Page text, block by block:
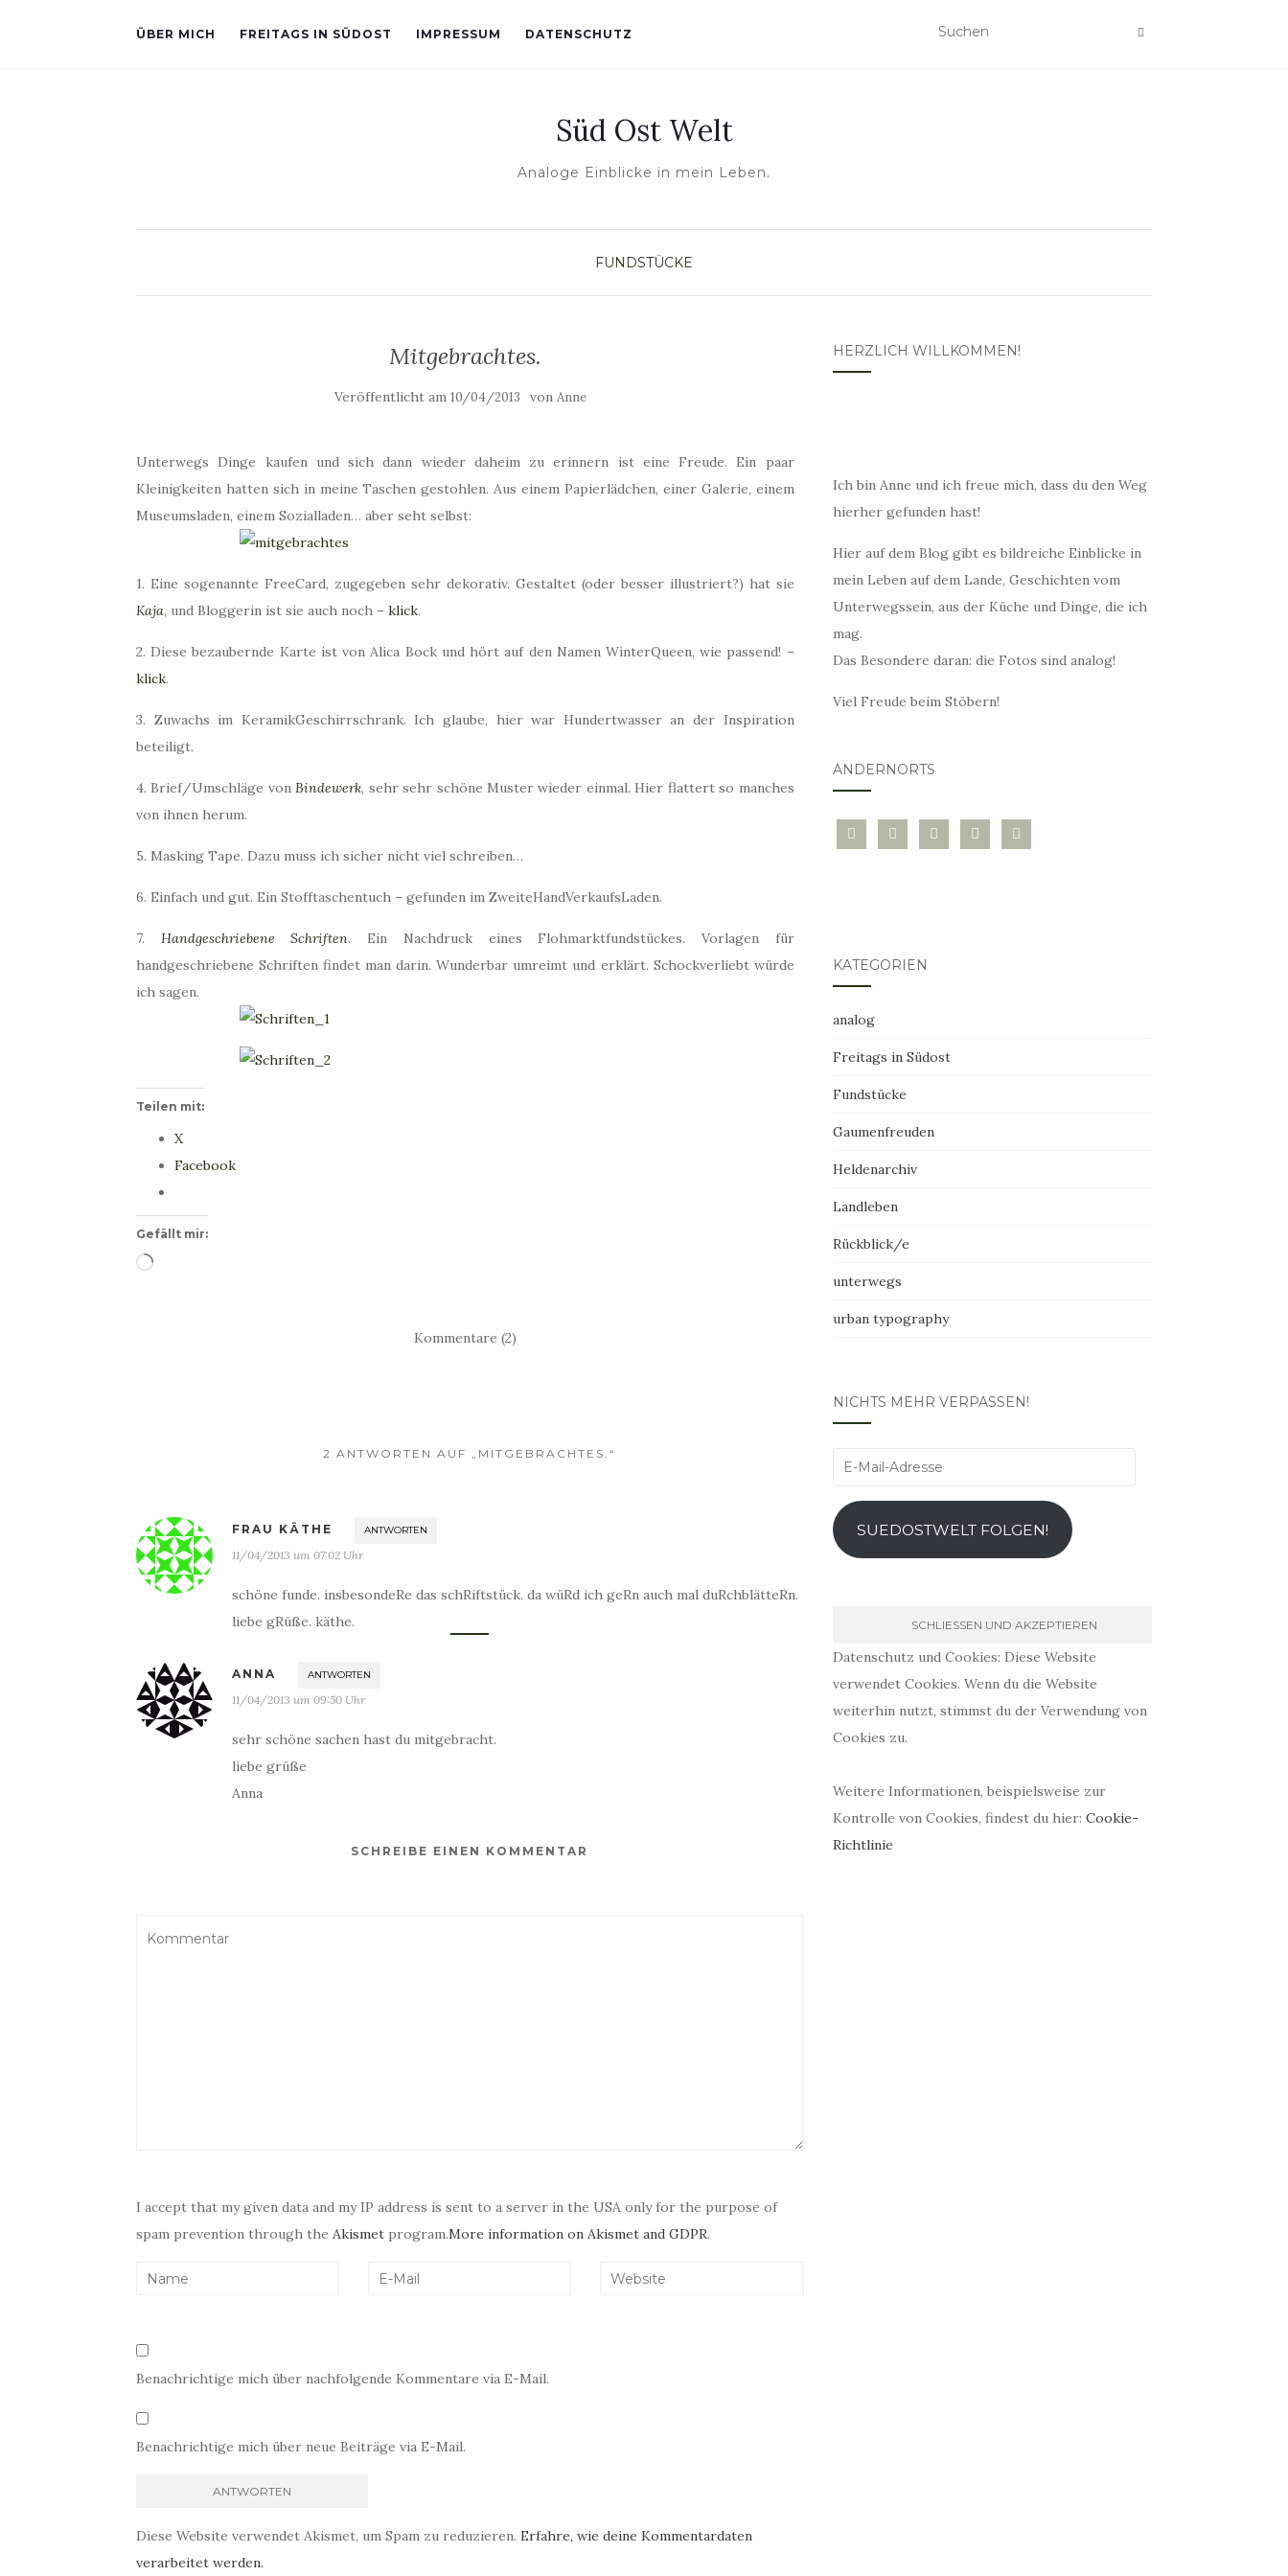
ÜBER MICH FREITAGS IN SÜDOST IMPRESSUM DATENSCHUTZ
Süd Ost Welt
Analoge Einblicke in mein Leben.
FUNDSTÜCKE
Mitgebrachtes.
Veröffentlicht am 10/04/2013 von Anne
Unterwegs Dinge kaufen und sich dann wieder daheim zu erinnern ist eine Freude. Ein paar
Kleinigkeiten hatten sich in meine Taschen gestohlen. Aus einem Papierlädchen, einer Galerie, einem
Museumsladen, einem Sozialladen… aber seht selbst:
1. Eine sogenannte FreeCard, zugegeben sehr dekorativ. Gestaltet (oder besser illustriert?) hat sie
Kaja, und Bloggerin ist sie auch noch – klick.
2. Diese bezaubernde Karte ist von Alica Bock und hört auf den Namen WinterQueen, wie passend! –
klick.
3. Zuwachs im KeramikGeschirrschrank. Ich glaube, hier war Hundertwasser an der Inspiration
beteiligt.
4. Brief/Umschläge vonBindewerk, sehr sehr schöne Muster wieder einmal. Hier flattert so manches
von ihnen herum.
5. Masking Tape. Dazu muss ich sicher nicht viel schreiben…
6. Einfach und gut. Ein Stofftaschentuch – gefunden im ZweiteHandVerkaufsLaden.
7. Handgeschriebene Schriften. Ein Nachdruck eines Flohmarktfundstückes. Vorlagen für
handgeschriebene Schriften findet man darin. Wunderbar umreimt und erklärt. Schockverliebt würde
ich sagen.
Teilen mit:
X
Facebook
Gefällt mir:
Wird
Kommentare (2)
2 ANTWORTEN AUF „MITGEBRACHTES.“
FRAU KÄTHE ANTWORTEN
11/04/2013 um 07:02 Uhr
schöne funde. insbesondeRe das schRiftstück. da wüRd ich geRn auch mal duRchblätteRn.
liebe gRüße. käthe.
ANNA ANTWORTEN
11/04/2013 um 09:50 Uhr
sehr schöne sachen hast du mitgebracht.
liebe grüße
Anna
SCHREIBE EINEN KOMMENTAR
I accept that my given data and my IP address is sent to a server in the USA only for the purpose of
spam prevention through the Akismet program.More information on Akismet and GDPR.
Benachrichtige mich über nachfolgende Kommentare via E-Mail.
Benachrichtige mich über neue Beiträge via E-Mail.
Diese Website verwendet Akismet, um Spam zu reduzieren. Erfahre, wie deine Kommentardaten
verarbeitet werden.
HERZLICH WILLKOMMEN!
Ich bin Anne und ich freue mich, dass du den Weg
hierher gefunden hast!
Hier auf dem Blog gibt es bildreiche Einblicke in
mein Leben auf dem Lande, Geschichten vom
Unterwegssein, aus der Küche und Dinge, die ich
mag.
Das Besondere daran: die Fotos sind analog!
Viel Freude beim Stöbern!
ANDERNORTS
bloglovininstagramtwitter pinterest
mail
KATEGORIEN
analog
Freitags in Südost
Fundstücke
Gaumenfreuden
Heldenarchiv
Landleben
Rückblick/e
unterwegs
urban typography
NICHTS MEHR VERPASSEN!
E-
Adresse
SUEDOSTWELT FOLGEN!
Datenschutz und Cookies: Diese Website
verwendet Cookies. Wenn du die Website
weiterhin nutzt, stimmst du der Verwendung von
Cookies zu.
Weitere Informationen, beispielsweise zur
Kontrolle von Cookies, findest du hier: Cookie-
Richtlinie